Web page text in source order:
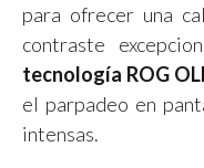
para ofrecer una
contraste
tecnología ROG
el parpadeo en
intensas.